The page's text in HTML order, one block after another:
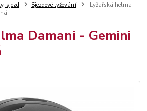
sjezd Sjezdové lyžování
Lyžařská helma
Damani - Gemini